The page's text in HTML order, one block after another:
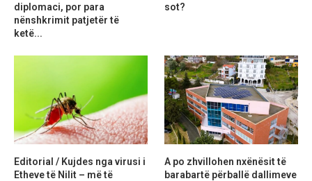
diplomaci, por para
nënshkrimit patjetër të
ketë...
sot?
Editorial / Kujdes nga virusi i
Etheve të Nilit – më të
A po zhvillohen nxënësit të
barabartë përballë dallimeve